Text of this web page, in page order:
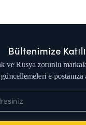
Bültenimize
ve Rusya zorunlu
güncellemeleri e-postanıza